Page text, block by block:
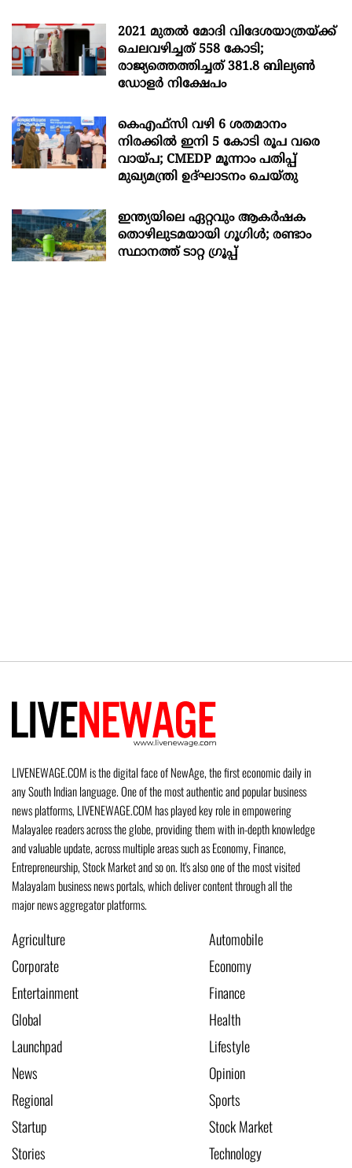
2021 മുതൽ മോദി വിദേശയാത്രയ്ക്ക്
ചെലവഴിച്ചത് 558 കോടി;
രാജ്യത്തെത്തിച്ചത് 381.8 ബില്യൺ
ഡോളർ നിക്ഷേപം
കെഎഫ്സി വഴി 6 ശതമാനം
നിരക്കിൽ ഇനി 5 കോടി രൂപ വരെ
വായ്പ; CMEDP മൂന്നാം പതിപ്പ്
മുഖ്യമന്ത്രി ഉദ്ഘാടനം ചെയ്തു
ഇന്ത്യയിലെ ഏറ്റവും ആകര്‍ഷക
തൊഴിലുടമയായി ഗൂഗിള്‍; രണ്ടാം
സ്ഥാനത്ത് ടാറ്റ ഗ്രൂപ്പ്
LIVENEWAGE.COM is the digital face of NewAge, the first economic daily in
any South Indian language. One of the most authentic and popular business
news platforms, LIVENEWAGE.COM has played key role in empowering
Malayalee readers across the globe, providing them with in-depth knowledge
and valuable update, across multiple areas such as Economy, Finance,
Entrepreneurship, Stock Market and so on. It's also one of the most visited
Malayalam business news portals, which deliver content through all the
major news aggregator platforms.
Agriculture
Automobile
Corporate
Economy
Entertainment
Finance
Global
Health
Launchpad
Lifestyle
News
Opinion
Regional
Sports
Startup
Stock Market
Stories
Technology